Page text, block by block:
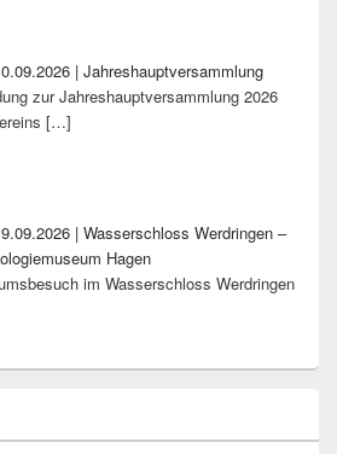
| Jahreshauptversammlung
zur Jahreshauptversammlung 2026
[…]
| Wasserschloss Werdringen –
Hagen
im Wasserschloss Werdringen